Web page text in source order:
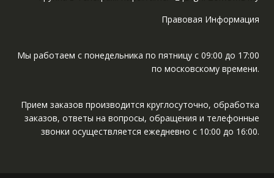
Правовая Информация
Мы работаем с понедельника по пятницу с 09:00 до 17:00
по московскому времени.
Прием заказов производится круглосуточно, обработка
заказов, ответы на вопросы, обращения и телефонные
звонки осуществляется ежедневно с 10:00 до 16:00.